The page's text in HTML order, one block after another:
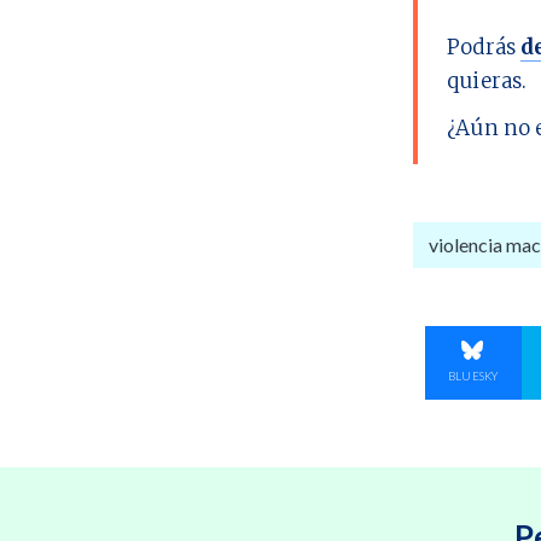
Podrás
quieras.
¿Aún no
violencia
BLUESKY